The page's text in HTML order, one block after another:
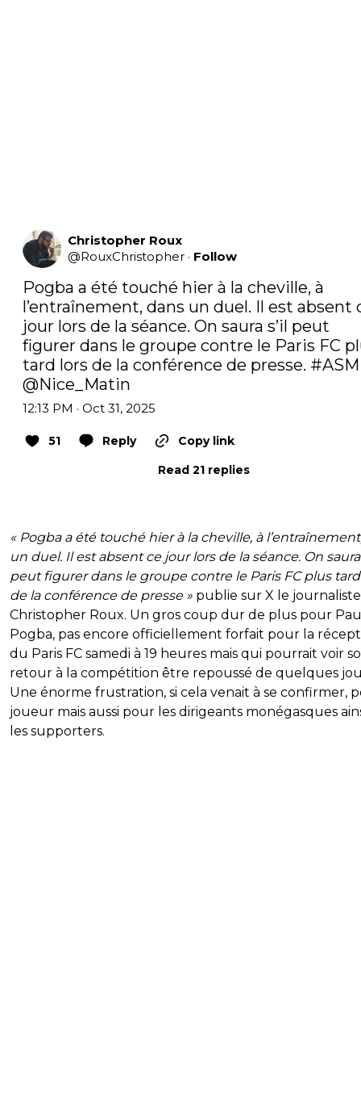
Christopher Roux
@RouxChristopher · Follow
Pogba a été touché hier à la cheville, à
l’entraînement, dans un duel. Il est absent
jour lors de la séance. On saura s’il peut
figurer dans le groupe contre le Paris FC
tard lors de la conférence de presse. #ASM
@Nice_Matin
12:13 PM · Oct 31, 2025
51 Reply
Copy link
Read 21 replies
« Pogba a été touché hier à la cheville, à
un duel. Il est absent ce jour lors de la séance. On saura
peut figurer dans le groupe contre le Paris FC plus
de la conférence de presse » publie sur X le journaliste
Christopher Roux. Un gros coup dur de plus pour
Pogba, pas encore officiellement forfait pour la
du Paris FC samedi à 19 heures mais qui pourrait voir
retour à la compétition être repoussé de quelques
Une énorme frustration, si cela venait à se confirmer,
joueur mais aussi pour les dirigeants monégasques
les supporters.